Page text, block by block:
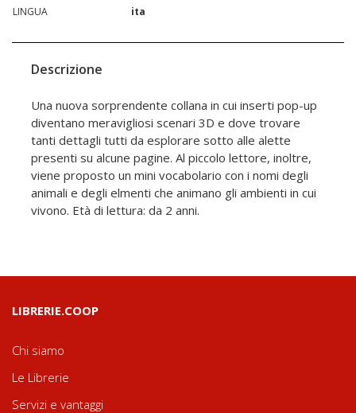
LINGUA
ita
Descrizione
Una nuova sorprendente collana in cui inserti pop-up
diventano meravigliosi scenari 3D e dove trovare
tanti dettagli tutti da esplorare sotto alle alette
presenti su alcune pagine. Al piccolo lettore, inoltre,
viene proposto un mini vocabolario con i nomi degli
animali e degli elmenti che animano gli ambienti in cui
vivono. Età di lettura: da 2 anni.
LIBRERIE.COOP
Chi siamo
Le Librerie
Servizi e vantaggi